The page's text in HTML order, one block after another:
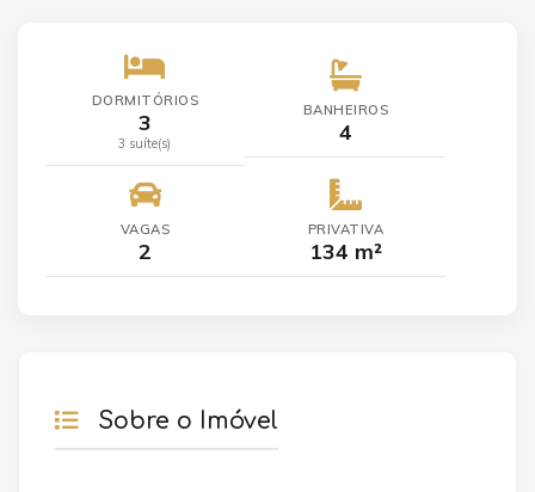
DORMITÓRIOS
3
3 suíte(s)
BANHEIROS
4
VAGAS
2
PRIVATIVA
134 m²
Sobre o Imóvel